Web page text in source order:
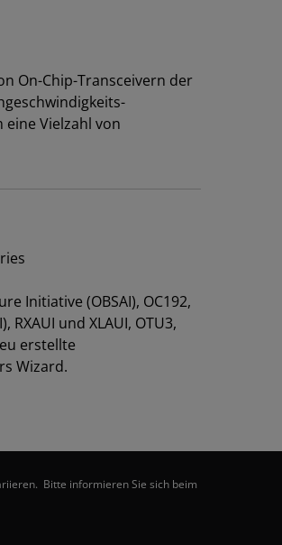
On-Chip-Transceivern der
Vielzahl von
Initiative (OBSAI), OC192,
und XLAUI, OTU3,
erstellte
Wizard.
Bitte informieren Sie sich beim